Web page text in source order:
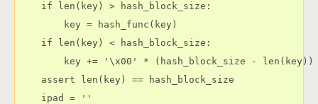
    if len(key) > hash_block_size:
        key = hash_func(key)
    if len(key) < hash_block_size:
        key += '\x00' * (hash_block_size - len(key))
    assert len(key) == hash_block_size
    ipad = ''